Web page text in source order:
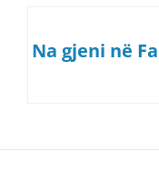
Na gjeni në